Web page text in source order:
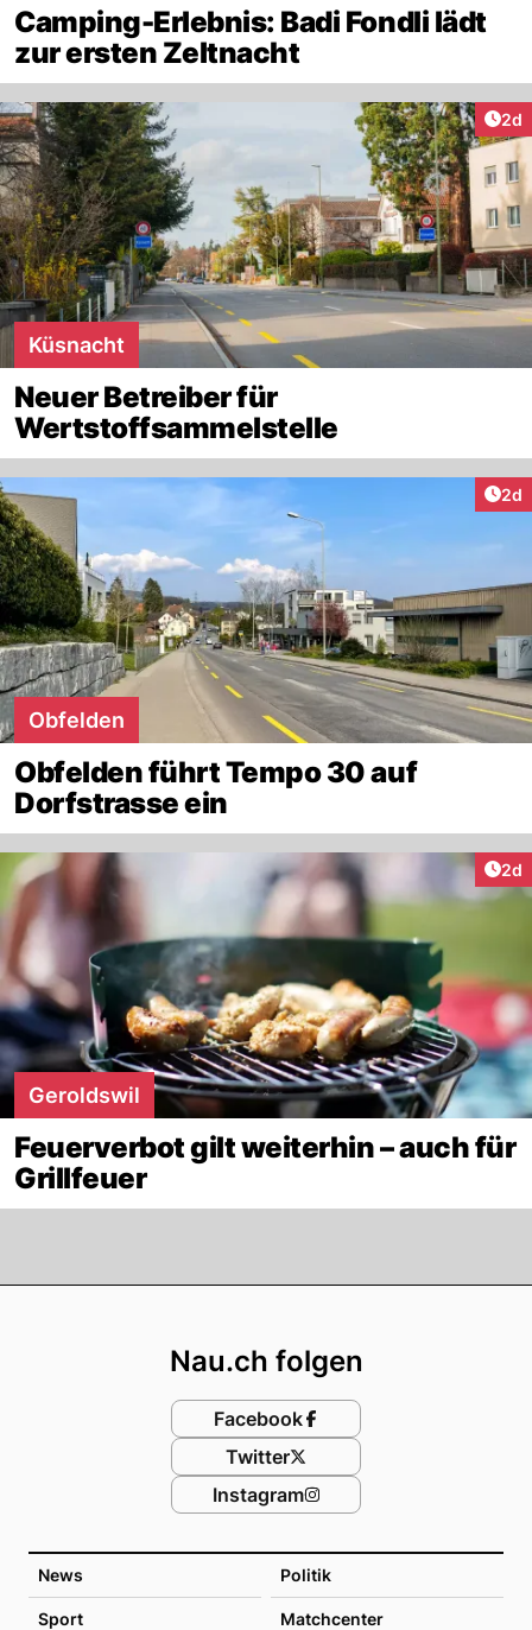
Camping-Erlebnis: Badi Fondli lädt
zur ersten Zeltnacht
2d
Küsnacht
Neuer Betreiber für
Wertstoffsammelstelle
2d
Obfelden
Obfelden führt Tempo 30 auf
Dorfstrasse ein
2d
Geroldswil
Feuerverbot gilt weiterhin – auch für
Grillfeuer
News Politik
Sport Matchcenter
Nau.ch folgen
Facebook
Twitter
Instagram